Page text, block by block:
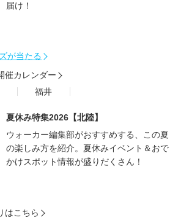
届け！
が当たる
催カレンダー
福井
夏休み特集2026【北陸】
ウォーカー編集部がおすすめする、この夏
の楽しみ方を紹介。夏休みイベント＆おで
かけスポット情報が盛りだくさん！
はこちら